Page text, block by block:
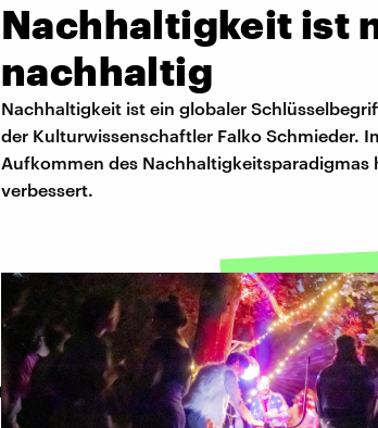
Nachhaltigkeit ist
nachhaltig
Nachhaltigkeit ist ein globaler
der Kulturwissenschaftler Falko Schmieder.
Aufkommen des
verbessert.